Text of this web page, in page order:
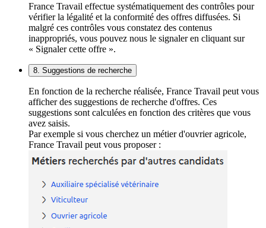
France Travail effectue systématiquement des contrôles pour
vérifier la légalité et la conformité des offres diffusées. Si
malgré ces contrôles vous constatez des contenus
inappropriés, vous pouvez nous le signaler en cliquant sur
« Signaler cette offre ».
8. Suggestions de recherche
En fonction de la recherche réalisée, France Travail peut vous
afficher des suggestions de recherche d'offres. Ces
suggestions sont calculées en fonction des critères que vous
avez saisis.
Par exemple si vous cherchez un métier d'ouvrier agricole,
France Travail peut vous proposer :